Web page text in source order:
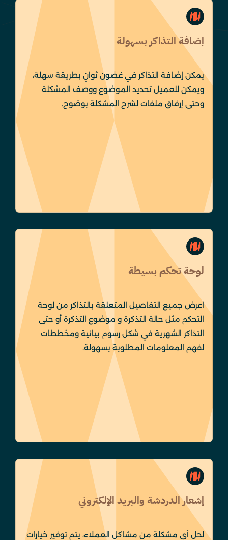
إضافة التذاكر بسهولة
يمكن إضافة التذاكر في غضون ثوانٍ بطريقة سهلة،
ويمكن للعميل تحديد الموضوع ووصف المشكلة
وحتى إرفاق ملفات لشرح المشكلة بوضوح.
لوحة تحكم بسيطة
اعرض جميع التفاصيل المتعلقة بالتذاكر من لوحة
التحكم مثل حالة التذكرة و موضوع التذكرة أو حتى
التذاكر الشهرية في شكل رسوم بيانية ومخططات
لفهم المعلومات المطلوبة بسهولة.
إشعار الدردشة والبريد الإلكتروني
لحل أي مشكلة من مشاكل العملاء، يتم توفير خيارات